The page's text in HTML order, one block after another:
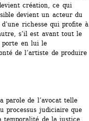
création, ce qui
devient un acteur du
richesse qui profite à
s’il est avant tout le
porte en lui le
de l’artiste de produire
parole de l’avocat telle
processus judiciaire que
temporalité de la justice